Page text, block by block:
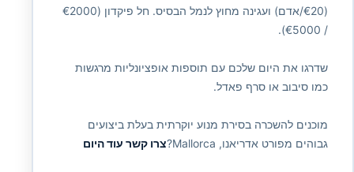
(€20/אדם) ועגינה מחוץ לנמל הבסיס. חל פיקדון (€2000
/ €5000).
שדרגו את היום שלכם עם תוספות אופציונליות מרגשות
כמו סיבוב או סרף פאדל.
מוכנים להשכרה בסירת מנוע יוקרתית בעלת ביצועים
גבוהים מפורט אדריאנו, Mallorca?
צרו קשר עוד היום